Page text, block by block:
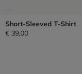
Short-Sleeved T-Shirt
€ 39,00